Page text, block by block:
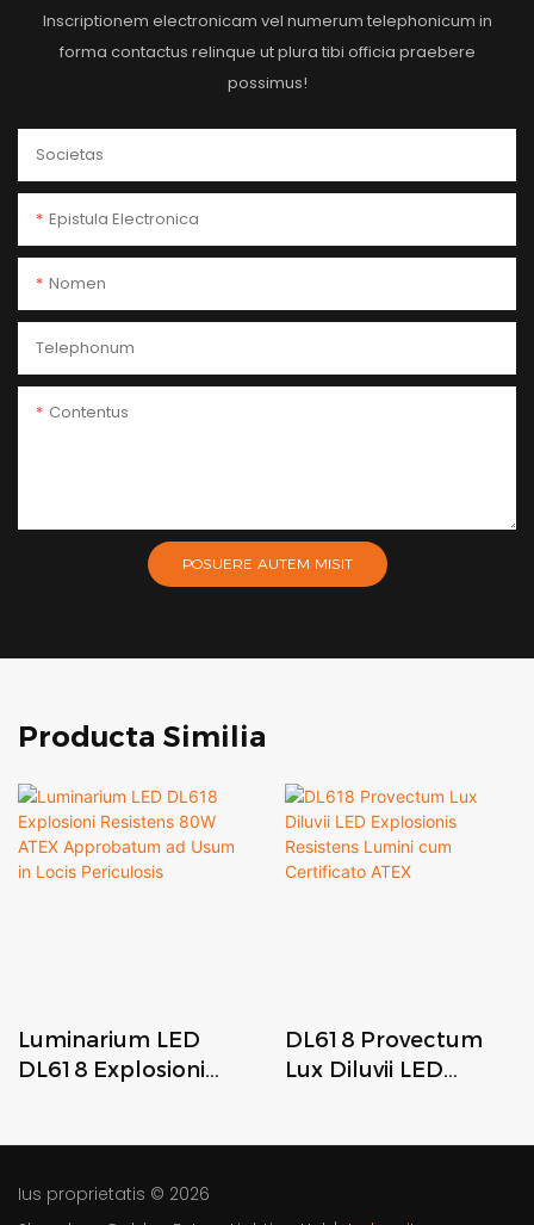
Inscriptionem electronicam vel numerum telephonicum in
forma contactus relinque ut plura tibi officia praebere
possimus!
Societas
Epistula Electronica
Nomen
Telephonum
Contentus
POSUERE AUTEM MISIT
Producta Similia
Luminarium LED
DL618 Explosioni
Periculosis
DL618 Provectum
Lux Diluvii LED
Ius proprietatis © 2026